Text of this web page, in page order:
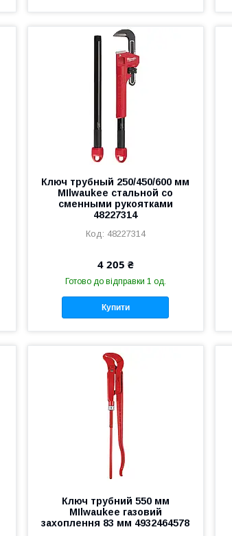
Ключ трубный 250/450/600 мм
MIlwaukee стальной со
сменными рукоятками
48227314
48227314
4 205 ₴
Готово до відправки 1 од.
Купити
Ключ трубний 550 мм
MIlwaukee газовий
захоплення 83 мм 4932464578